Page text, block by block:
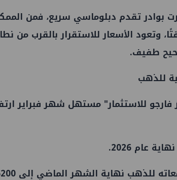
بوادر تقدم دبلوماسي سريع، فمن
للذهب
للاستثمار" مستهل شهر فبراير